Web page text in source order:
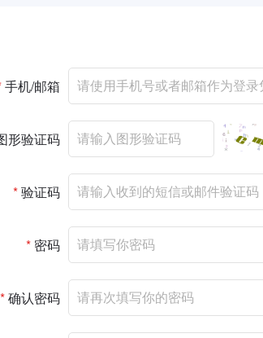
手机/邮箱
形验证码
*验证码
* 密码
*确认密码